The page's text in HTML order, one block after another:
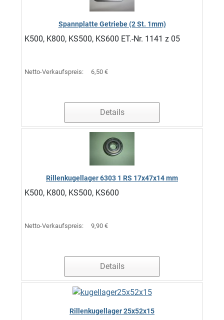
Spannplatte Getriebe (2 St. 1mm)
K500, K800, KS500, KS600 ET.-Nr. 1141 z 05
Netto-Verkaufspreis: 6,50 €
Details
Rillenkugellager 6303 1 RS 17x47x14 mm
K500, K800, KS500, KS600
Netto-Verkaufspreis: 9,90 €
Details
Rillenkugellager 25x52x15